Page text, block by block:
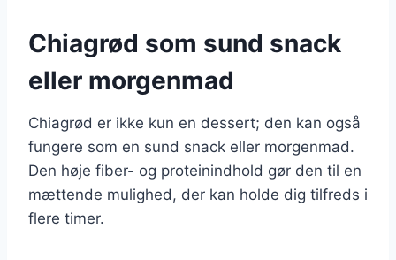
Chiagrød som sund snack
eller morgenmad
Chiagrød er ikke kun en dessert; den kan også
fungere som en sund snack eller morgenmad.
Den høje fiber- og proteinindhold gør den til en
mættende mulighed, der kan holde dig tilfreds i
flere timer.